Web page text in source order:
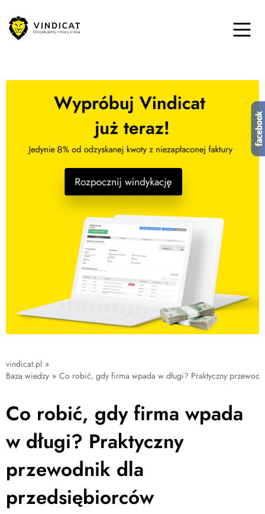
vindicat.pl »
Baza wiedzy » Co robić, gdy firma wpada w długi? Praktyczny
Co robić, gdy firma wpada
w długi? Praktyczny
przewodnik dla
przedsiębiorców